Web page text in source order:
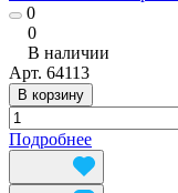
0
0
В наличии
Арт. 64113
В корзину
Подробнее